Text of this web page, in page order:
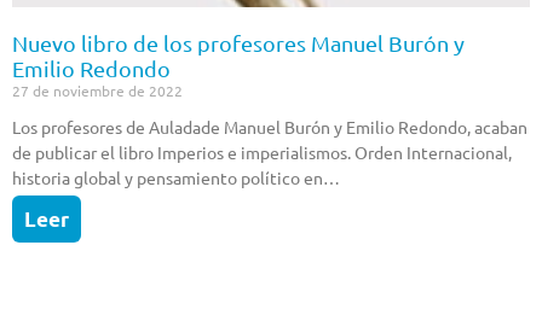
Nuevo libro de los profesores Manuel Burón y
Emilio Redondo
27 de noviembre de 2022
Los profesores de Auladade Manuel Burón y Emilio Redondo, acaban
de publicar el libro Imperios e imperialismos. Orden Internacional,
historia global y pensamiento político en…
Leer